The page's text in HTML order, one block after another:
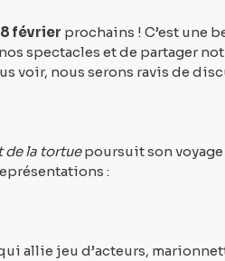
février prochains ! C’est une
spectacles et de partager
voir, nous serons ravis de
de la tortue poursuit son
:
allie jeu d’acteurs,